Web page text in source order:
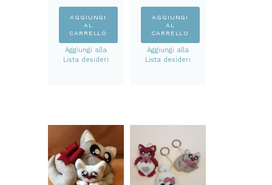
AGGIUNGI
AL
CARRELLO
Aggiungi alla
Lista desideri
AGGIUNGI
AL
CARRELLO
Aggiungi alla
Lista desideri